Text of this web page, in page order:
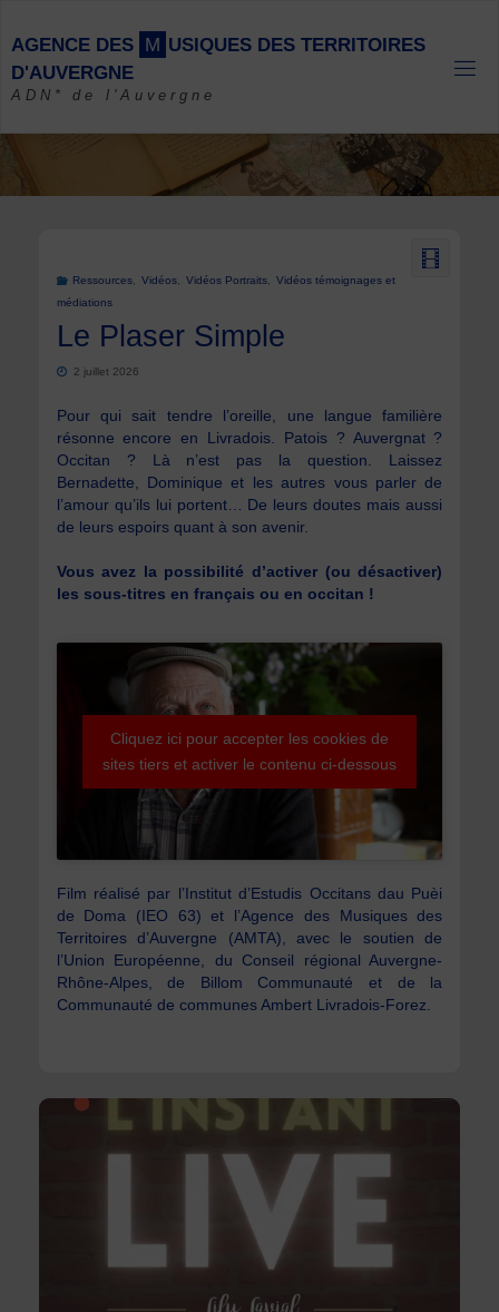
content
AGENCE DES M USIQUES DES TERRITOIRES
D'AUVERGNE
ADN* de l'Auvergne
Ressources, Vidéos, Vidéos Portraits,
Vidéos témoignages et
médiations
Le Plaser Simple
2 juillet 2026
Pour qui sait tendre l’oreille, une langue familière
résonne encore en Livradois. Patois ? Auvergnat ?
Occitan ? Là n’est pas la question. Laissez
Bernadette, Dominique et les autres vous parler de
l’amour qu’ils lui portent… De leurs doutes mais aussi
de leurs espoirs quant à son avenir.
Vous avez la possibilité d’activer (ou désactiver)
les sous-titres en français ou en occitan !
Cliquez ici pour accepter les cookies de
sites tiers et activer le contenu ci-dessous
Film réalisé par l’Institut d’Estudis Occitans dau Puèi
de Doma (IEO 63) et l’Agence des Musiques des
Territoires d’Auvergne (AMTA), avec le soutien de
l’Union Européenne, du Conseil régional Auvergne-
Rhône-Alpes, de Billom Communauté et de la
Communauté de communes Ambert Livradois-Forez.